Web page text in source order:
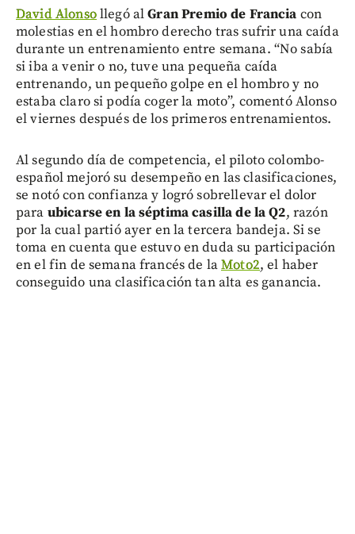
David Alonsollegó alGran Premio de Francia con
molestias en el hombro derecho tras sufrir una caída
durante un entrenamiento entre semana. “No sabía
si iba a venir o no, tuve una pequeña caída
entrenando, un pequeño golpe en el hombro y no
estaba claro si podía coger la moto”, comentó Alonso
el viernes después de los primeros entrenamientos.
Al segundo día de competencia, el piloto colombo-
español mejoró su desempeño en las clasificaciones,
se notó con confianza y logró sobrellevar el dolor
para ubicarse en la séptima casilla de la Q2, razón
por la cual partió ayer en la tercera bandeja. Si se
toma en cuenta que estuvo en duda su participación
en el fin de semana francés de laMoto2, el haber
conseguido una clasificación tan alta es ganancia.